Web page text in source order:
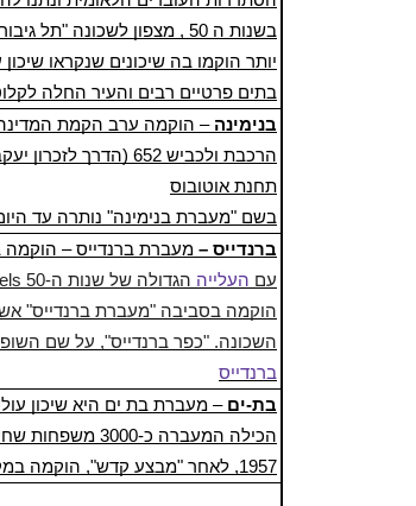
בשנות ה 50 , מצפון לשכונה
יותר הוקמו בה שיכונים שנקראו
בתים פרטיים רבים והעיר החלה
בנימינה – הוקמה ערב הקמת
הרכבת ולכביש 652
(הדרך לזכרון
תחנת אוטובוס
בשם "מעברת בנימינה" נותרה עד
ברנדייס – מעברת ברנדייס – הוקמה
.(Fels עם העלייה
הגדולה של שנות ה-50
השכונה. "כפר ברנדייס", על שם
ברנדייס
בת-ים – מעברת בת ים היא שיכון
הכילה המעברה
1957, לאחר "מבצע קדש", הוקמה במקום מעברה נוספת לשיכון 2,000 משפחות יהודיות ממצרים